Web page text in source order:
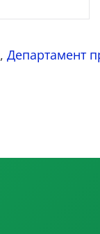
, Департамент